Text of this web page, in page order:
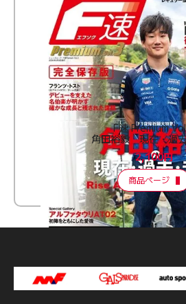
F速 Premium
角田裕毅 現在・過
2,100円
商品ページ